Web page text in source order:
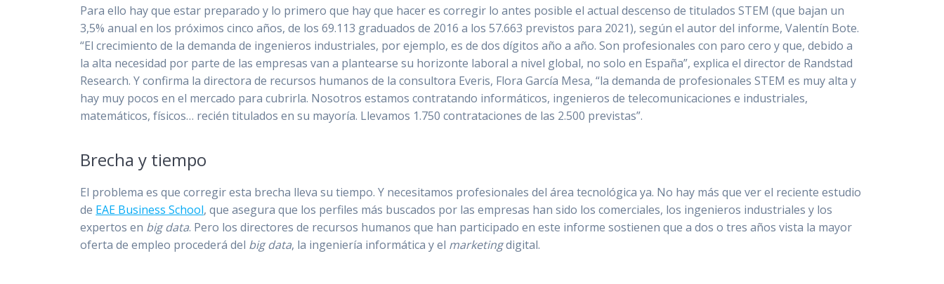
Para ello hay que estar preparado y lo primero que hay que hacer es corregir lo antes posible el actual descenso de titulados STEM (que bajan un
3,5% anual en los próximos cinco años, de los 69.113 graduados de 2016 a los 57.663 previstos para 2021), según el autor del informe, Valentín Bote.
“El crecimiento de la demanda de ingenieros industriales, por ejemplo, es de dos dígitos año a año. Son profesionales con paro cero y que, debido a
la alta necesidad por parte de las empresas van a plantearse su horizonte laboral a nivel global, no solo en España”, explica el director de Randstad
Research. Y confirma la directora de recursos humanos de la consultora Everis, Flora García Mesa, “la demanda de profesionales STEM es muy alta y
hay muy pocos en el mercado para cubrirla. Nosotros estamos contratando informáticos, ingenieros de telecomunicaciones e industriales,
matemáticos, físicos… recién titulados en su mayoría. Llevamos 1.750 contrataciones de las 2.500 previstas”.
Brecha y tiempo
El problema es que corregir esta brecha lleva su tiempo. Y necesitamos profesionales del área tecnológica ya. No hay más que ver el reciente estudio
de EAE Business School, que asegura que los perfiles más buscados por las empresas han sido los comerciales, los ingenieros industriales y los
expertos en big data. Pero los directores de recursos humanos que han participado en este informe sostienen que a dos o tres años vista la mayor
oferta de empleo procederá del big data, la ingeniería informática y el marketingdigital.